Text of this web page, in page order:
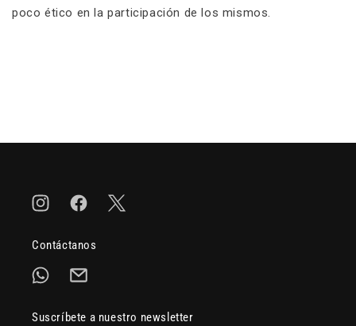
poco ético en la participación de los mismos.
InstagramFacebookTwitter
Contáctanos
Suscríbete a nuestro newsletter